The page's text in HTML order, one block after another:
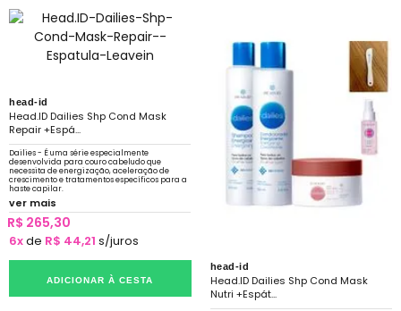
head-id
Head.ID Dailies Shp Cond Mask
Repair +Espá...
Dailies - É uma série especialmente
desenvolvida para couro cabeludo que
necessita de energização, aceleração de
crescimento e tratamentos específicos para a
haste capilar.
ver mais
R$ 265,30
6xde R$ 44,21 s/juros
ADICIONAR À CESTA
head-id
Head.ID Dailies Shp Cond Mask
Nutri +Espát...